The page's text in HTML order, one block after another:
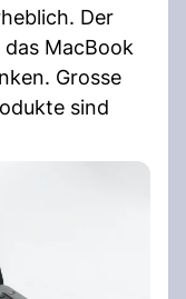
Der
MacBook
Grosse
sind